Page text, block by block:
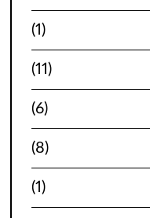
(1)
(11)
(6)
(8)
(1)